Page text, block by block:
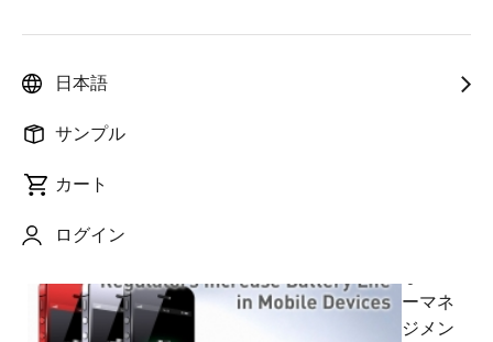
日本語
サンプル
カート
ログイン
ズを防止
ーマネ
ジメン